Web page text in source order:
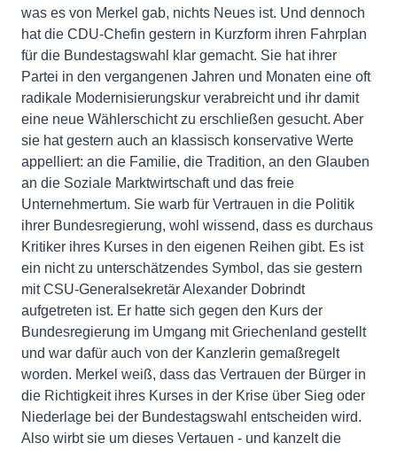
was es von Merkel gab, nichts Neues ist. Und dennoch
hat die CDU-Chefin gestern in Kurzform ihren Fahrplan
für die Bundestagswahl klar gemacht. Sie hat ihrer
Partei in den vergangenen Jahren und Monaten eine oft
radikale Modernisierungskur verabreicht und ihr damit
eine neue Wählerschicht zu erschließen gesucht. Aber
sie hat gestern auch an klassisch konservative Werte
appelliert: an die Familie, die Tradition, an den Glauben
an die Soziale Marktwirtschaft und das freie
Unternehmertum. Sie warb für Vertrauen in die Politik
ihrer Bundesregierung, wohl wissend, dass es durchaus
Kritiker ihres Kurses in den eigenen Reihen gibt. Es ist
ein nicht zu unterschätzendes Symbol, das sie gestern
mit CSU-Generalsekretär Alexander Dobrindt
aufgetreten ist. Er hatte sich gegen den Kurs der
Bundesregierung im Umgang mit Griechenland gestellt
und war dafür auch von der Kanzlerin gemaßregelt
worden. Merkel weiß, dass das Vertrauen der Bürger in
die Richtigkeit ihres Kurses in der Krise über Sieg oder
Niederlage bei der Bundestagswahl entscheiden wird.
Also wirbt sie um dieses Vertauen - und kanzelt die